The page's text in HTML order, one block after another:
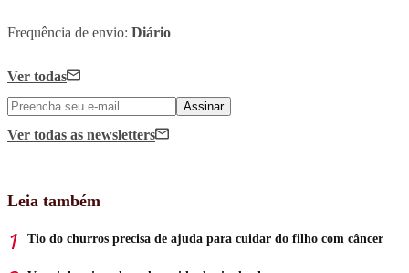
Frequência de envio: Diário
Ver todas
Assinar
Ver todas as newsletters
Leia também
Tio do churros precisa de ajuda para cuidar do filho com câncer